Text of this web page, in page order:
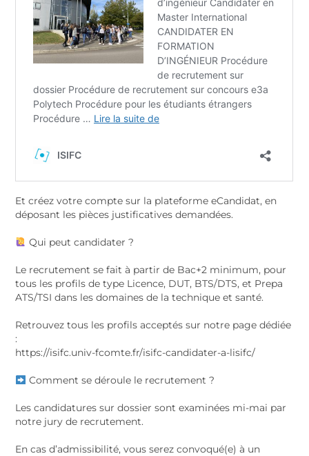
Et créez votre compte sur la plateforme eCandidat, en
déposant les pièces justificatives demandées.
Qui peut candidater ?
Le recrutement se fait à partir de Bac+2 minimum, pour
tous les profils de type Licence, DUT, BTS/DTS, et Prepa
ATS/TSI dans les domaines de la technique et santé.
Retrouvez tous les profils acceptés sur notre page dédiée
:
https://isifc.univ-fcomte.fr/isifc-candidater-a-lisifc/
Comment se déroule le recrutement ?
Les candidatures sur dossier sont examinées mi-mai par
notre jury de recrutement.
En cas d’admissibilité, vous serez convoqué(e) à un